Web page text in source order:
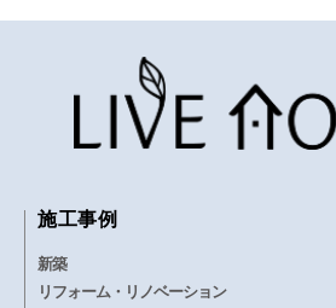
施工事例
新築
リフォーム・リノベーション